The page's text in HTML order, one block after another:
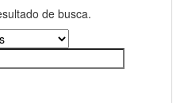
de busca.